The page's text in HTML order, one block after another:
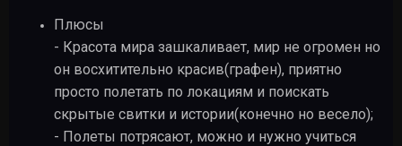
Плюсы
- Красота мира зашкаливает, мир не огромен но
он восхитительно красив(графен), приятно
просто полетать по локациям и поискать
скрытые свитки и истории(конечно но весело);
- Полеты потрясают, можно и нужно учиться